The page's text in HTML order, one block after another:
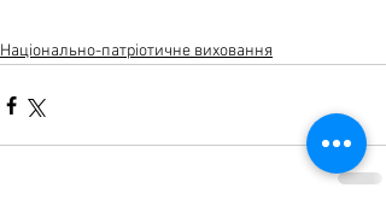
Національно-патріотичне виховання